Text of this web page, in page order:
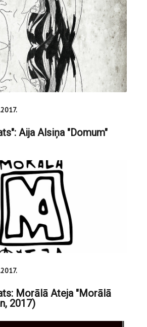
Aija Alsiņa "Domum"
Morālā Ateja "Morālā
2017)